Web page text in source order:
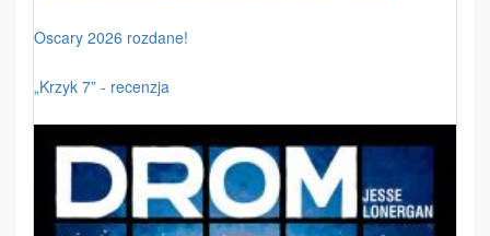
Oscary 2026 rozdane!
„Krzyk 7” - recenzja